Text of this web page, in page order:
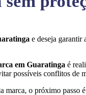
e deseja garantir
em Guaratinga é
possíveis conflitos de
o próximo passo